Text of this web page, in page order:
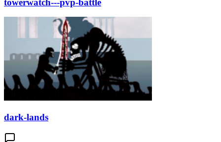
towerwatch---pvp-battle
dark-lands